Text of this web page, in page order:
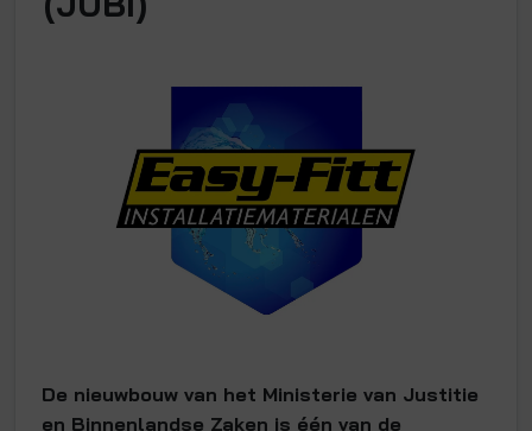
De nieuwbouw van het Ministerie van Justitie
en Binnenlandse Zaken is één van de